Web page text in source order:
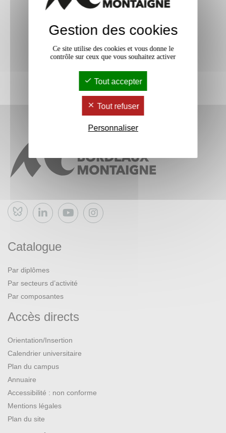
Bluesky
Catalogue
Par diplômes
Par secteurs d’activité
Par composantes
Accès directs
Orientation/Insertion
Calendrier universitaire
Plan du campus
Annuaire
Accessibilité : non conforme
Mentions légales
Plan du site
Gestion des cookies
Ce site utilise des cookies et vous donne le
contrôle sur ceux que vous souhaitez activer
Tout accepter
Tout refuser
Personnaliser